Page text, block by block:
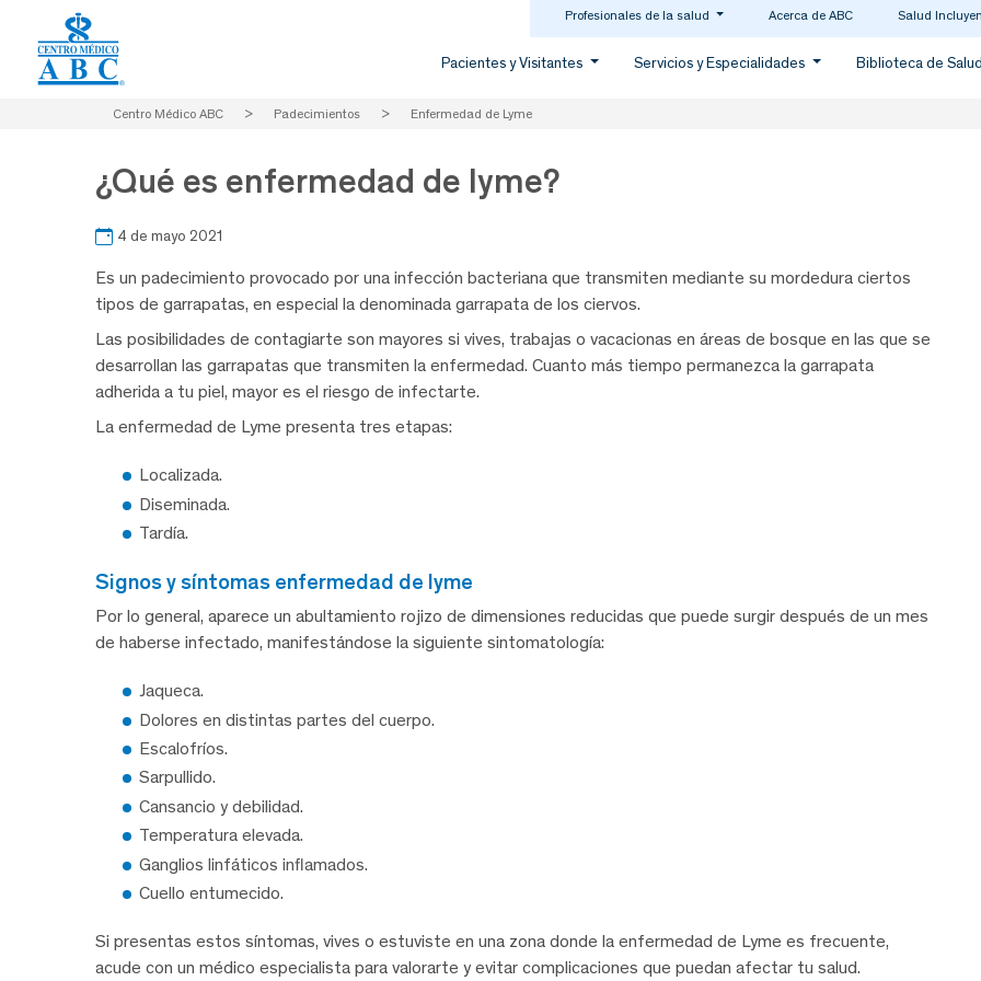
Profesionales de la salud Acerca de ABC Salud
Pacientes y Visitantes Servicios y Especialidades Biblioteca de Salud
Centro Médico ABC > Padecimientos > Enfermedad de Lyme
¿Qué es enfermedad de lyme?
4 de mayo 2021
Es un padecimiento provocado por una infección bacteriana que transmiten mediante su mordedura ciertos
tipos de garrapatas, en especial la denominada garrapata de los ciervos.
Las posibilidades de contagiarte son mayores si vives, trabajas o vacacionas en áreas de bosque en las que se
desarrollan las garrapatas que transmiten la enfermedad. Cuanto más tiempo permanezca la garrapata
adherida a tu piel, mayor es el riesgo de infectarte.
La enfermedad de Lyme presenta tres etapas:
Localizada.
Diseminada.
Tardía.
signos y síntomas enfermedad de lyme
Por lo general, aparece un abultamiento rojizo de dimensiones reducidas que puede surgir después de un mes
de haberse infectado, manifestándose la siguiente sintomatología:
Jaqueca.
Dolores en distintas partes del cuerpo.
Escalofríos.
Sarpullido.
Cansancio y debilidad.
Temperatura elevada.
Ganglios linfáticos inflamados.
Cuello entumecido.
Si presentas estos síntomas, vives o estuviste en una zona donde la enfermedad de Lyme es frecuente,
acude con un médico especialista para valorarte y evitar complicaciones que puedan afectar tu salud.